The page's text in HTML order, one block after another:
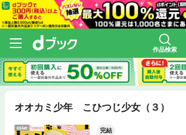
作品検索
オオカミ少年 こひつじ少女（３）
完結